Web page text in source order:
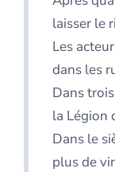
laisser le
Les
dans les
Dans
la Légion
Dans le
plus de